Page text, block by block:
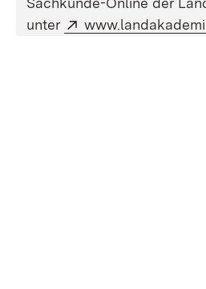
unter
Extern: